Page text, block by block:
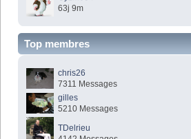
63j 9m
Top membres
chris26
7311 Messages
gilles
5210 Messages
TDelrieu